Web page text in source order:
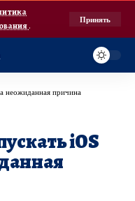
.
Принять
неожиданная причина
iOS